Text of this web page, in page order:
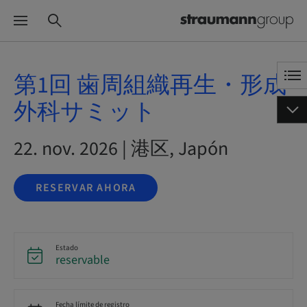
第1回 歯周組織再生・形成
外科サミット
22. nov. 2026 | 港区, Japón
RESERVAR AHORA
Estado
reservable
Fecha límite de registro